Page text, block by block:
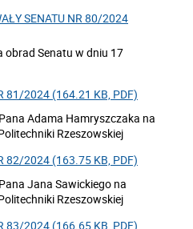
SENATU NR 80/2024
obrad Senatu w dniu 17
81/2024 (164.21 KB, PDF)
Adama Hamryszczaka na
Rzeszowskiej
82/2024 (163.75 KB, PDF)
Jana Sawickiego na
Rzeszowskiej
83/2024 (166.65 KB, PDF)